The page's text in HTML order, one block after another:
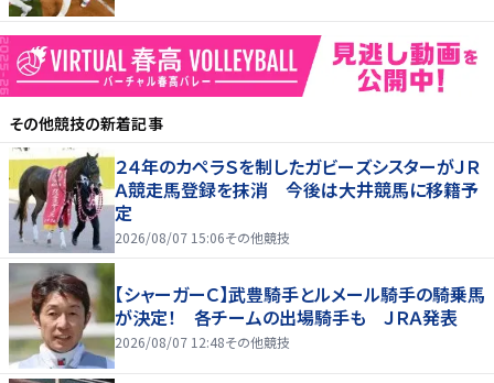
その他競技の新着記事
２４年のカペラＳを制したガビーズシスターがＪＲ
Ａ競走馬登録を抹消 今後は大井競馬に移籍予
定
2026/08/07 15:06その他競技
【シャーガーＣ】武豊騎手とルメール騎手の騎乗馬
が決定！ 各チームの出場騎手も ＪＲＡ発表
2026/08/07 12:48その他競技